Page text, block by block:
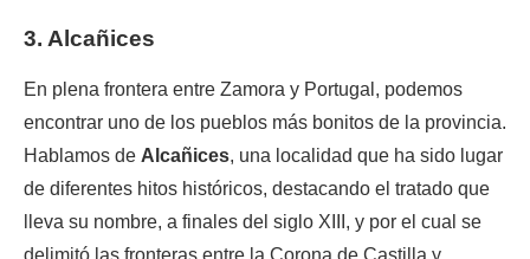
3. Alcañices
En plena frontera entre Zamora y Portugal, podemos
encontrar uno de los pueblos más bonitos de la provincia.
Hablamos de Alcañices, una localidad que ha sido lugar
de diferentes hitos históricos, destacando el tratado que
lleva su nombre, a finales del siglo XIII, y por el cual se